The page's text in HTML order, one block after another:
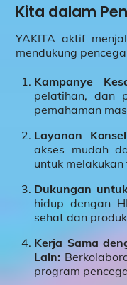
Kita dalam
YAKITA aktif
mendukung
Kampanye
pelatihan, dan
pemahaman
Layanan
akses mudah
untuk melakukan
Dukungan
hidup dengan
sehat dan
Kerja Sama
Lain:
program